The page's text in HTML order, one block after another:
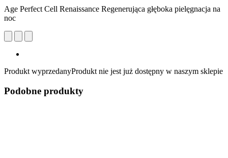
Age Perfect Cell Renaissance Regenerująca głęboka pielęgnacja na
noc
Produkt wyprzedanyProdukt nie jest już dostępny w naszym sklepie
Podobne produkty